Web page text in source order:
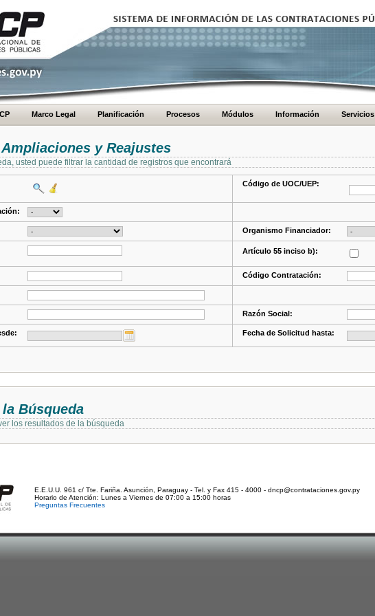
Marco Legal Planificación Procesos Módulos Información Servicios
y Reajustes
usted puede filtrar la cantidad de registros que encontrará
Código de UOC/UEP:
Organismo Financiador:
Artículo 55 inciso b):
Código Contratación:
Razón Social:
Fecha de Solicitud hasta:
Búsqueda
los resultados de la búsqueda
E.E.U.U. 961 c/ Tte. Fariña. Asunción, Paraguay - Tel. y Fax 415 - 4000 - dncp@contrataciones.gov.py
Horario de Atención: Lunes a Viernes de 07:00 a 15:00 horas
Preguntas Frecuentes